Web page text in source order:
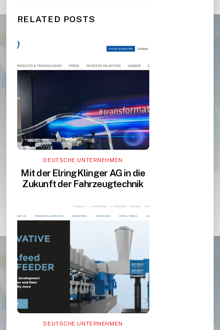
RELATED POSTS
DEUTSCHE UNTERNEHMEN
Mit der ElringKlinger AG in die
Zukunft der Fahrzeugtechnik
DEUTSCHE UNTERNEHMEN